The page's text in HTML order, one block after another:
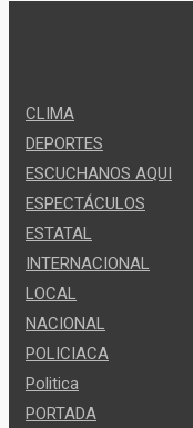
CLIMA
DEPORTES
ESCUCHANOS AQUI
ESPECTÁCULOS
ESTATAL
INTERNACIONAL
LOCAL
NACIONAL
POLICIACA
Politica
PORTADA